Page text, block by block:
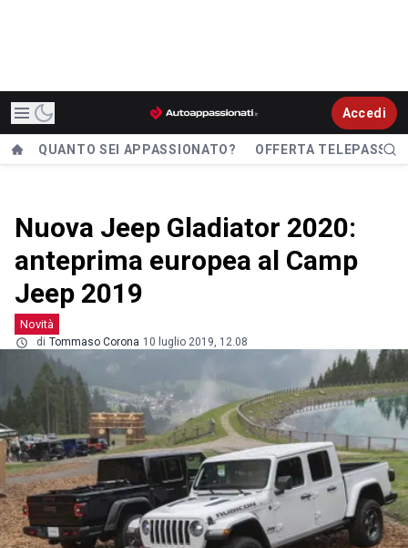
Accedi
QUANTO SEI APPASSIONATO? OFFERTA TELEPASS
Nuova Jeep Gladiator 2020:
anteprima europea al Camp
Jeep 2019
Novità
di Tommaso Corona 10 luglio 2019, 12.08